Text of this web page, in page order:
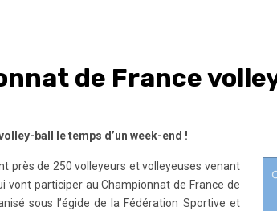
de France
ball le temps d’un week-end !
près de 250 volleyeurs et volleyeuses venant
vont participer au Championnat de France de
sous l’égide de la Fédération Sportive et